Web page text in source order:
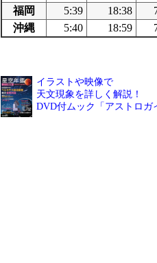
福岡
5:39 18:38
沖縄
5:40 18:59
イラストや映像で
天文現象を詳しく解説！
DVD付ムック「アストロガ